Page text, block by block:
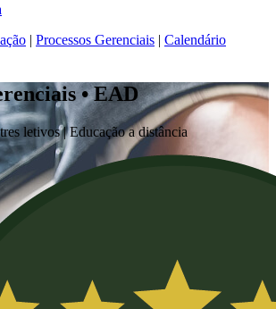
| Processos Gerenciais | Calendário
• EAD
letivos | Educação a distância